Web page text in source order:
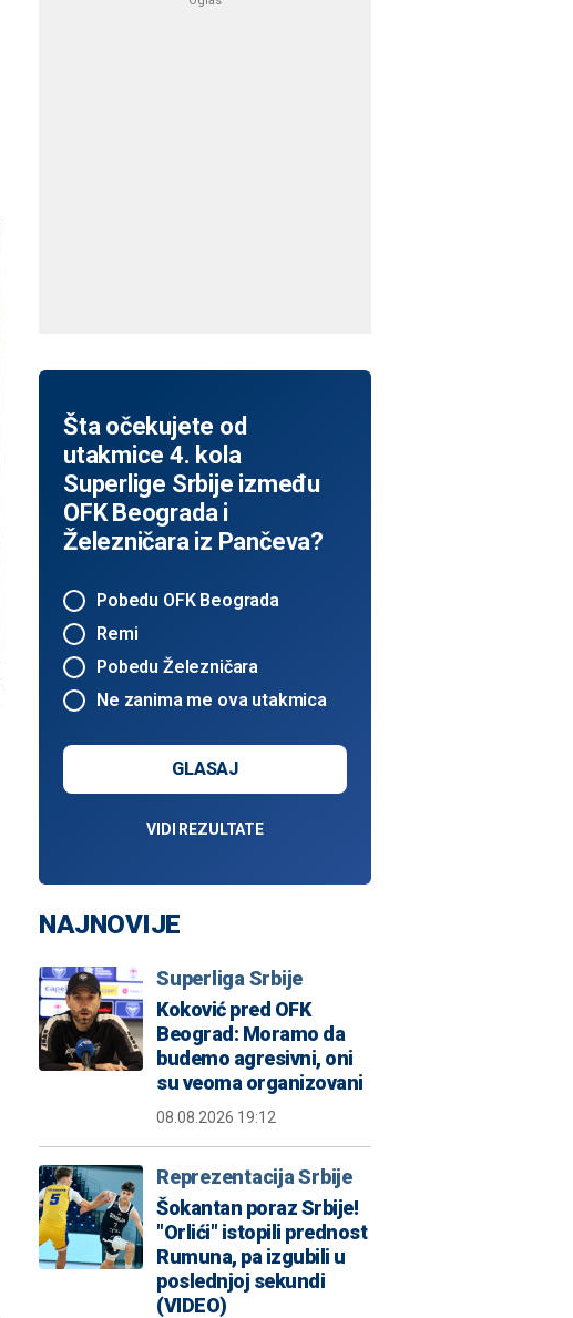
Šta očekujete od
utakmice 4. kola
Superlige Srbije između
OFK Beograda i
Železničara iz Pančeva?
Pobedu OFK Beograda
Remi
Pobedu Železničara
Ne zanima me ova utakmica
GLASAJ
VIDI REZULTATE
NAJNOVIJE
Superliga Srbije
Koković pred OFK
Beograd: Moramo da
budemo agresivni, oni
su veoma organizovani
08.08.2026 19:12
Reprezentacija Srbije
Šokantan poraz Srbije!
"Orlići" istopili prednost
Rumuna, pa izgubili u
poslednjoj sekundi
(VIDEO)